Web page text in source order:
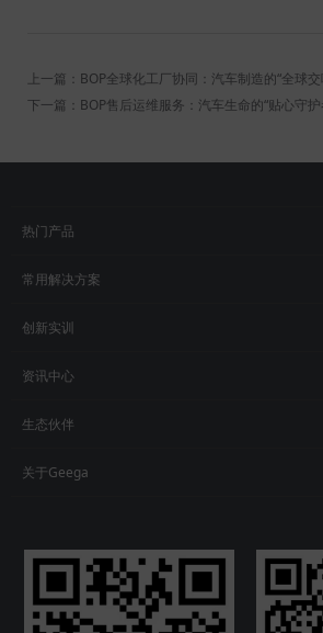
上一篇：BOP全球化工厂协同：汽车制造的“全球交
下一篇：BOP售后运维服务：汽车生命的“贴心守护
热门产品
常用解决方案
创新实训
资讯中心
生态伙伴
关于Geega